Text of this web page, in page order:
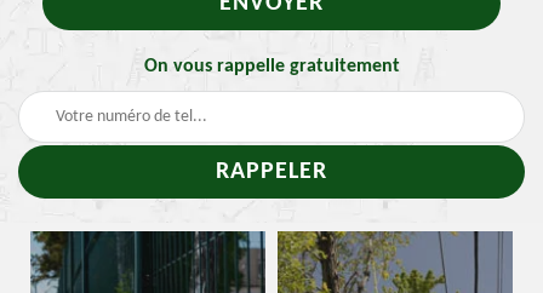
On vous rappelle gratuitement